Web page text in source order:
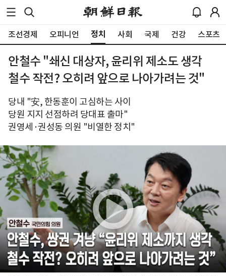
조선경제 오피니언 정치 사회 국제 건강 스포츠
안철수 "쇄신 대상자, 윤리위 제소도 생각
철수 작전? 오히려 앞으로 나아가려는 것"
당내 "安, 한동훈이 고심하는 사이
당원 지지 선점하려 당대표 출마"
권영세·권성동 의원 "비열한 정치"